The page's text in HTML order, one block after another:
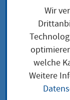
verheirateten
Wir
welche
Weitere